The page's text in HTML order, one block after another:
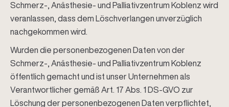
Schmerz-, Anästhesie- und Palliativzentrum Koblenz wird
veranlassen, dass dem Löschverlangen unverzüglich
nachgekommen wird.
Wurden die personenbezogenen Daten von der
Schmerz-, Anästhesie- und Palliativzentrum Koblenz
öffentlich gemacht und ist unser Unternehmen als
Verantwortlicher gemäß Art. 17 Abs. 1 DS-GVO zur
Löschung der personenbezogenen Daten verpflichtet,